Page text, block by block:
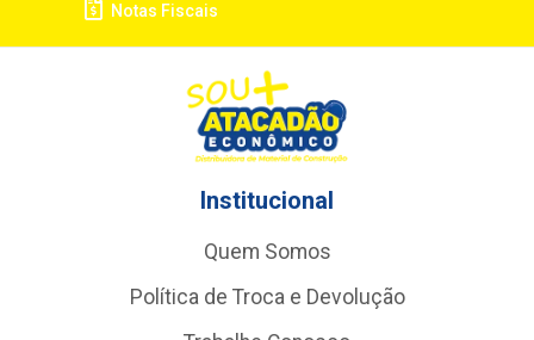
Notas Fiscais
Institucional
Quem Somos
Política de Troca e Devolução